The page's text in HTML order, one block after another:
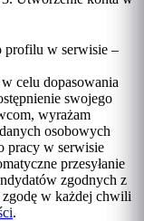
profilu w serwisie –
celu dopasowania
swojego
wyrażam
osobowych
pracy w serwisie
przesyłanie
zgodnych z
w każdej chwili
.